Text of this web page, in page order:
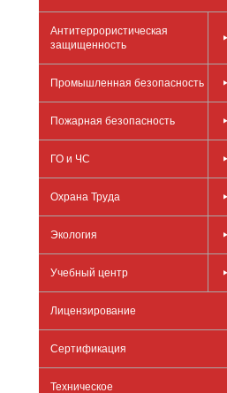
Антитеррористическая
защищенность
Промышленная безопасность
Пожарная безопасность
ГО и ЧС
Охрана Труда
Экология
Учебный центр
Лицензирование
Сертификация
Техническое